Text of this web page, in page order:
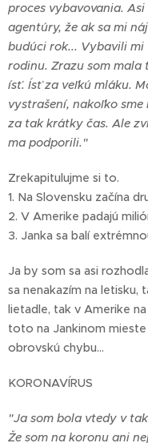
proces vybavovania.
agentúry, že ak sa mi
budúci rok... Vybavili mi
rodinu. Zrazu som
ísť. Ísť za veľkú mláku.
vystrašení, nakoľko
za tak krátky čas. Ale
ma podporili."
Zrekapitulujme si to.
1. Na Slovensku začína
2. V Amerike padajú
3. Janka sa balí
Ja by som sa asi
sa nenakazím na letisku,
lietadle, tak v Amerike
toto na Jankinom
obrovskú chybu...
KORONAVÍRUS
"Ja som bola vtedy v
Že som na koronu ani